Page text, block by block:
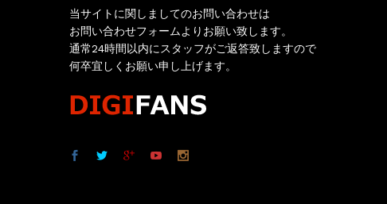
当サイトに関しましてのお問い合わせは
お問い合わせフォームよりお願い致します。
通常24時間以内にスタッフがご返答致しますので
何卒宜しくお願い申し上げます。